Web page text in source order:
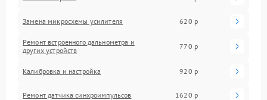
Замена микросхемы усилителя 620 р
Ремонт встроенного дальнометра и
других устройств
770 р
Калибровка и настройка 920 р
Ремонт датчика синхроимпульсов 1620 р